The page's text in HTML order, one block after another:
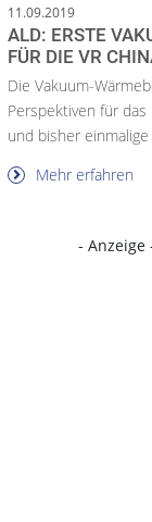
11.09.2019
ALD: ERSTE
FÜR DIE VR
Die Vakuum-
Perspektiven für
und bisher
Mehr erfahren
- Anzeige